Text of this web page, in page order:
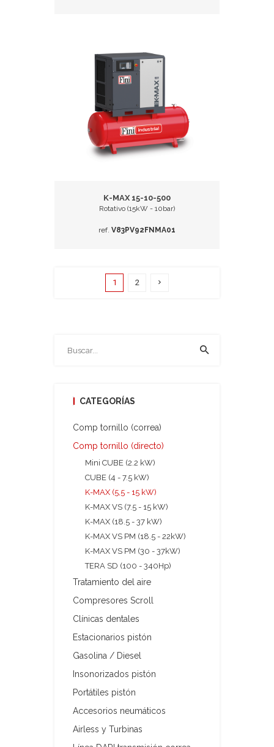
K-MAX 15-10-500
Rotativo (15kW - 10bar)
ref. V83PV92FNMA01
1 2
CATEGORÍAS
Comp tornillo (correa)
Comp tornillo (directo)
Mini CUBE (2.2 kW)
CUBE (4 - 7.5 kW)
K-MAX (5,5 - 15 kW)
K-MAX VS (7.5 - 15 kW)
K-MAX (18.5 - 37 kW)
K-MAX VS PM (18.5 - 22kW)
K-MAX VS PM (30 - 37kW)
TERA SD (100 - 340Hp)
Tratamiento del aire
Compresores Scroll
Clínicas dentales
Estacionarios pistón
Gasolina / Diesel
Insonorizados pistón
Portátiles pistón
Accesorios neumáticos
Airless y Turbinas